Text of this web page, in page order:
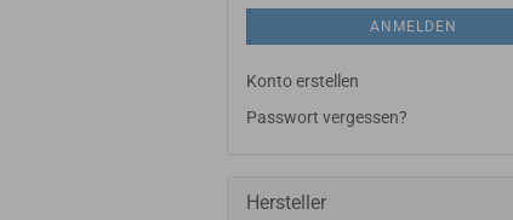
ANMELDEN
Konto erstellen
Passwort vergessen?
Hersteller